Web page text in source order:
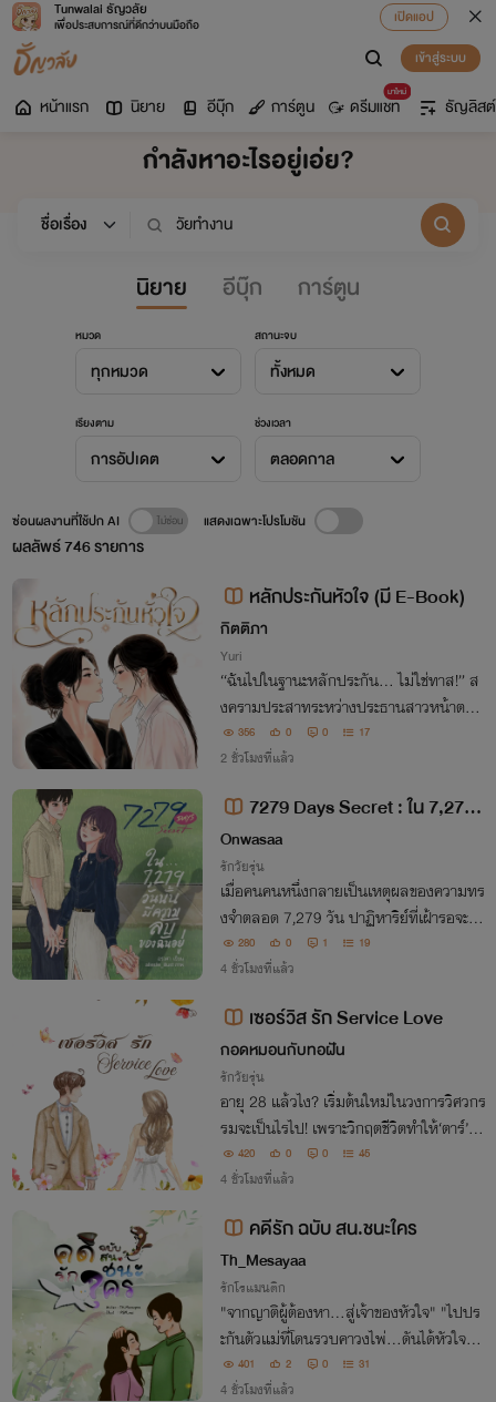
Tunwalai ธัญวลัย
เพื่อประสบการณ์ที่ดีกว่าบนมือถือ
เปิดแอป
เข้าสู่ระบบ
หน้าแรก นิยาย อีบุ๊ก การ์ตูน
มาใหม่
ดรีมแชท ธัญลิสต์
กำลังหาอะไรอยู่เอ่ย?
นิยาย อีบุ๊ก การ์ตูน
หมวด
ทุกหมวด
สถานะจบ
ทั้งหมด
เรียงตาม
การอัปเดต
ช่วงเวลา
ตลอดกาล
ผลลัพธ์746รายการ
ซ่อนผลงานที่ใช้ปก AI แสดงเฉพาะโปรโมชัน
หลักประกันหัวใจ (มี E-Book)
กิตติภา
Yuri
“ฉันไปในฐานะหลักประกัน… ไม่ใช่ทาส!” ส
งครามประสาทระหว่างประธานสาวหน้าตาย
กับเด็กดื้อยี่สิบสี่ชั่วโมงในคฤหาสน์ที่มืดมน
กำแพงน้ำแข็งที่เคยหนาแน่นกำลังจะละลาย
356 0 0 17
2 ชั่วโมงที่แล้ว
7279 Days Secret : ใน 7,279
วันนั้นมีความลับของฉันอยู่ (E-Boo
k ลงหลังปรับเนื้อหาค่ะ)
Onwasaa
รักวัยรุ่น
เมื่อคนคนหนึ่งกลายเป็นเหตุผลของความทร
งจำตลอด 7,279 วัน ปาฏิหาริย์ที่เฝ้ารอจะพ
าหัวใจที่เติบโตขึ้น ไปพบกับความหมายของค
วามรักแบบไหน
280 0 1 19
4 ชั่วโมงที่แล้ว
เซอร์วิส รัก Service Love
กอดหมอนกับทอฝัน
รักวัยรุ่น
อายุ 28 แล้วไง? เริ่มต้นใหม่ในวงการวิศวกร
รมจะเป็นไรไป! เพราะวิกฤตชีวิตทำให้‘ตาร์’ต้
องเข้าสู่โลกเครื่องจักร หน้าที่ของเธอคือปิดดี
ลงานเซอร์วิส แต่ด่านหินที่สุดไม่ใช่คู่แข่งแต่เ
420 0 0 45
4 ชั่วโมงที่แล้ว
คดีรัก ฉบับ สน.ชนะใคร
Th_Mesayaa
รักโรแมนติก
"จากญาติผู้ต้องหา...สู่เจ้าของหัวใจ" "ไปปร
ะกันตัวแม่ที่โดนรวบคาวงไพ่...ดันได้หัวใจผู้ก
องคนใหม่กลับมาแบบงงๆ"
401 2 0 31
4 ชั่วโมงที่แล้ว